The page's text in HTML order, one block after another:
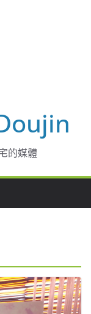
的媒體